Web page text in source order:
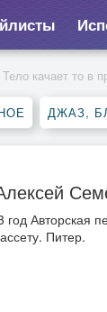
Тело качает то в
ДЖАЗ,
Авторская
Питер.